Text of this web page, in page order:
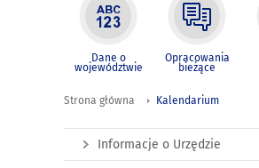
Dane o
województwie
Opracowania
bieżące
Strona główna Kalendarium
Informacje o Urzędzie